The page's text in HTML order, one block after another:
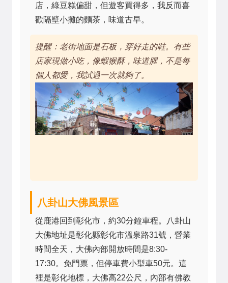
店，綠豆糕偏甜，但遊客買得多，我反而喜
歡隔壁小攤的麵茶，味道古早。
提醒：老街地面是石板，穿好走的鞋。有些
店家現做小吃，像蝦猴酥，味道腥，不是每
個人都愛，我試過一次就夠了。
八卦山大佛風景區
從鹿港回到彰化市，約30分鐘車程。八卦山
大佛地址是彰化縣彰化市溫泉路31號，營業
時間全天，大佛內部開放時間是8:30-
17:30。免門票，但停車費小型車50元。這
裡是彰化地標，大佛高22公尺，內部有佛教